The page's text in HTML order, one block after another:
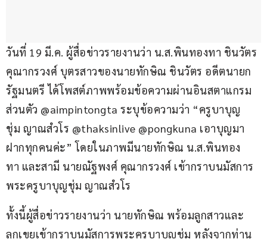
วันที่ 19 มี.ค. ผู้สื่อข่าวรายงานว่า น.ส.พินทองทา ชินวัตร
คุณากรวงศ์ บุตรสาวของนายทักษิณ ชินวัตร อดีตนายก
รัฐมนตรี ได้โพสต์ภาพพร้อมข้อความผ่านอินสตาแกรม
ส่วนตัว @aimpintongta ระบุข้อความว่า “ครูบาบุญ
ชุ่ม ญาณสํวโร @thaksinlive @pongkuna เอาบุญมา
ฝากทุกคนค่ะ” โดยในภาพมีนายทักษิณ น.ส.พินทอง
ทา และสามี นายณัฐพงศ์ คุณากรวงศ์ เข้ากราบนมัสการ
พระครูบาบุญชุ่ม ญาณสํวโร
ทั้งนี้ผู้สื่อข่าวรายงานว่า นายทักษิณ พร้อมลูกสาวและ
ลูกเขยเข้ากราบนมัสการพระครูบาบุญชุ่ม หลังจากท่าน